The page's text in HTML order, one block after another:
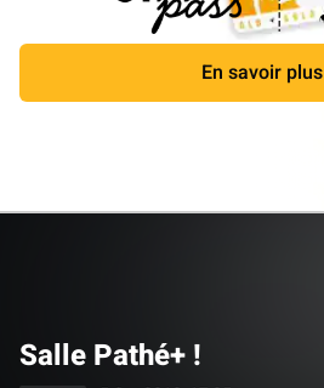
En savoir plus
Salle Pathé+ !